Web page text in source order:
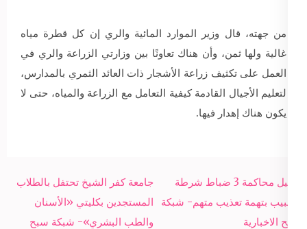
من جهته، قال وزير الموارد المائية والري إن كل قطرة مياه
غالية ولها ثمن، وأن هناك تعاونًا بين وزارتي الزراعة والري في
العمل على تكثيف زراعة الأشجار ذات العائد الثمري بالمدارس،
لتعليم الأجيال القادمة كيفية التعامل مع الزراعة والمياه، حتى لا
يكون هناك إهدار فيها.
Post
navigation
جامعة كفر الشيخ تحتفل بالطلاب
المستجدين بكليتي «الأسنان
والطب البشري»- شبكة سبح
تأجيل محاكمة 3 ضباط شرطة
وطبيب بتهمة تعذيب متهم- شبكة
سبح الاخبارية